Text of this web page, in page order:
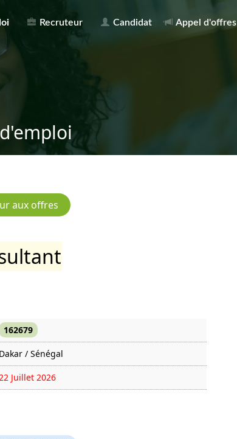
Recruteur Candidat Appel d'offres
162679
Dakar / Sénégal
Juillet 2026